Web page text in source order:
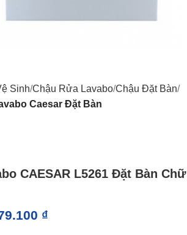
Sinh Chậu Rửa Lavabo Chậu Đặt Bàn
Caesar Đặt Bàn
CAESAR L5261 Đặt Bàn Chữ
₫